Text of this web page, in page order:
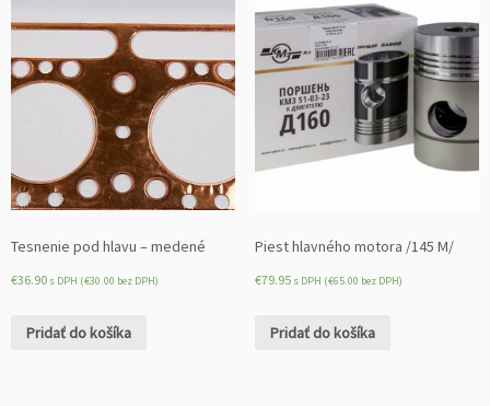
1
0/
T
0
0
–
ľ
v
Tesnenie pod hlavu – medené
€36.90 s DPH (€30.00 bez DPH)
Pridať do košíka
Piest hlavného motora /145 М/
€79.95 s DPH (€65.00 bez DPH)
Pridať do košíka